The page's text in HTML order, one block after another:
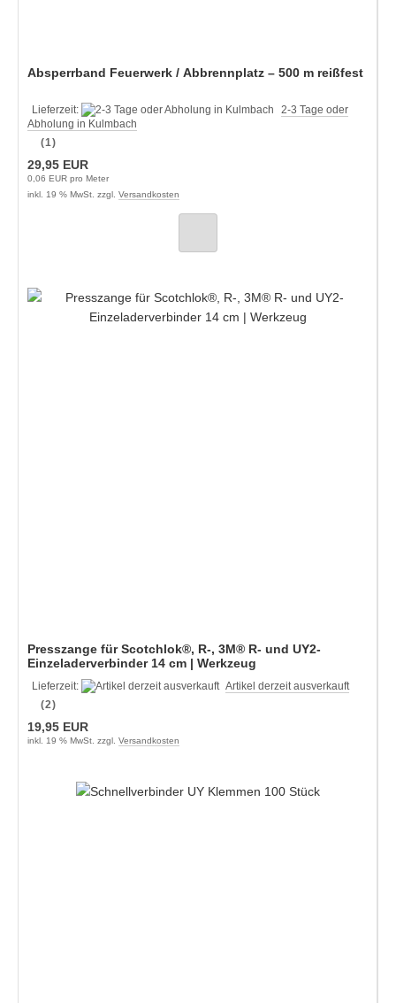
Absperrband Feuerwerk / Abbrennplatz – 500 m reißfest
Lieferzeit:
2-3 Tage oder
Abholung in Kulmbach
(1)
29,95 EUR
0,06 EUR pro Meter
inkl. 19 % MwSt. zzgl. Versandkosten
Presszange für Scotchlok®, R-, 3M® R- und UY2-
Einzeladerverbinder 14 cm | Werkzeug
Lieferzeit:
Artikel derzeit ausverkauft
(2)
19,95 EUR
inkl. 19 % MwSt. zzgl. Versandkosten